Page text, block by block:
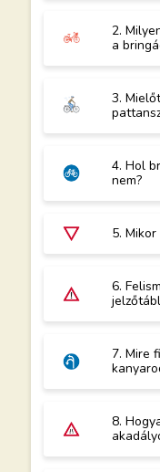
2.
a
3.
4. Hol
nem?
5.
6.
7. Mire
8.